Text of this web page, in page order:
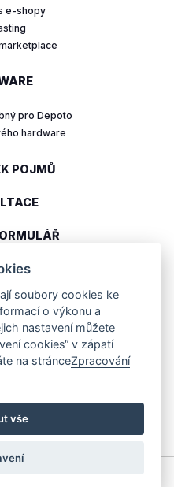
e-shopy
pro Depoto
hardware
POJMŮ
pro řízený sklad
315 212
8
soubory cookies ke
o výkonu a
nastavení můžete
cookies“ v zápatí
na stránceZpracování
vše